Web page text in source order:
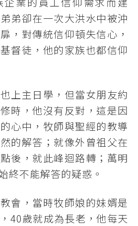
弟卻在一次大洪水中被沖
，對傳統信仰頓失信心，
督徒，他的家族也都信仰
上主日學，但當女朋友約
時，他沒有反對，這是因
心中，牧師與聖經的教導
的解答；就像外曾祖父在
後，就此峰迴路轉；萬明
終不能解答的疑惑。
會，當時牧師娘的妹婿是
40歲就成為長老，他每天